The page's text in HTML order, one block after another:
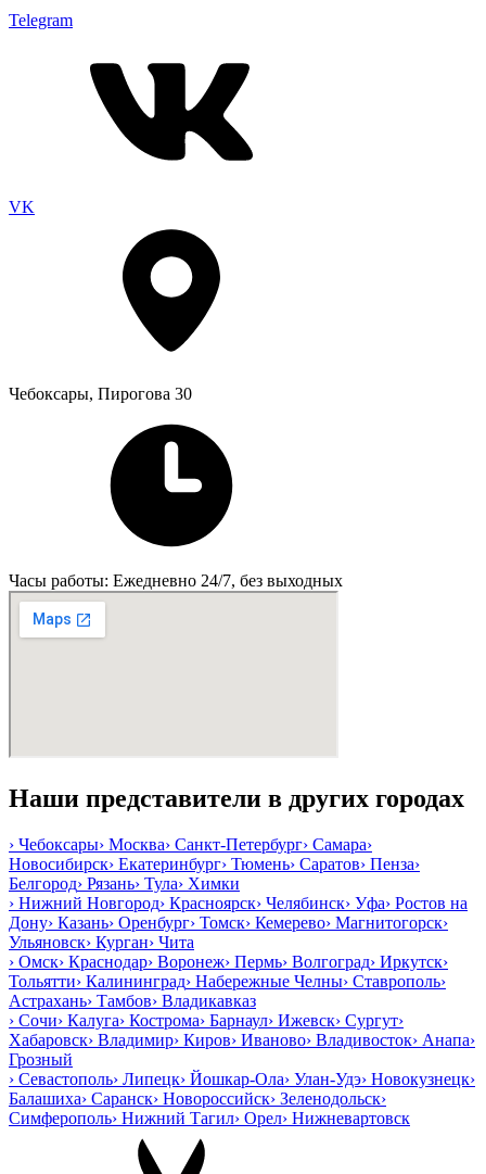
Telegram
VK
Чебоксары, Пирогова 30
Часы работы: Ежедневно 24/7, без выходных
Наши представители в других городах
› Чебоксары› Москва› Санкт-Петербург› Самара›
Новосибирск› Екатеринбург› Тюмень› Саратов› Пенза›
Белгород› Рязань› Тула› Химки
› Нижний Новгород› Красноярск› Челябинск› Уфа› Ростов на
Дону› Казань› Оренбург› Томск› Кемерево› Магнитогорск›
Ульяновск› Курган› Чита
› Омск› Краснодар› Воронеж› Пермь› Волгоград› Иркутск›
Тольятти› Калининград› Набережные Челны› Ставрополь›
Астрахань› Тамбов› Владикавказ
› Сочи› Калуга› Кострома› Барнаул› Ижевск› Сургут›
Хабаровск› Владимир› Киров› Иваново› Владивосток› Анапа›
Грозный
› Севастополь› Липецк› Йошкар-Ола› Улан-Удэ› Новокузнецк›
Балашиха› Саранск› Новороссийск› Зеленодольск›
Симферополь› Нижний Тагил› Орел› Нижневартовск